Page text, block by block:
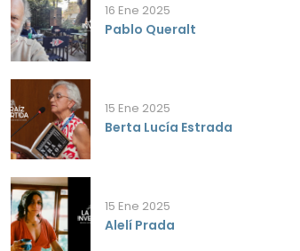
16 Ene 2025
Pablo Queralt
15 Ene 2025
Berta Lucía Estrada
15 Ene 2025
Alelí Prada